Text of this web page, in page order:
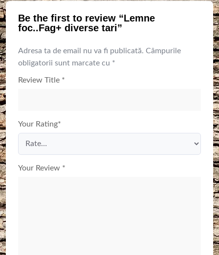
Be the first to review “Lemne
foc..Fag+ diverse tari”
Adresa ta de email nu va fi publicată. Câmpurile
obligatorii sunt marcate cu *
Review Title *
Your Rating*
Your Review *